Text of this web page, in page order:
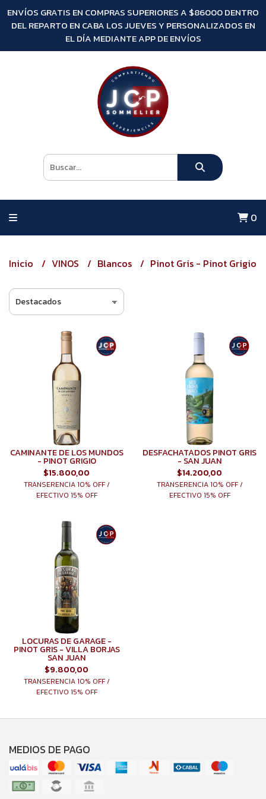
ENVÍOS GRATIS EN COMPRAS SUPERIORES A $86000 DENTRO
DEL REPARTO EN CABA LOS JUEVES Y PERSONALIZADOS EN
EL DÍA MEDIANTE APP DE ENVÍOS
0
Inicio VINOS Blancos Pinot Gris - Pinot Grigio
CAMINANTE DE LOS MUNDOS
- PINOT GRIGIO
$15.800,00
TRANSERENCIA 10% OFF /
EFECTIVO 15% OFF
DESFACHATADOS PINOT GRIS
- SAN JUAN
$14.200,00
TRANSERENCIA 10% OFF /
EFECTIVO 15% OFF
LOCURAS DE GARAGE -
PINOT GRIS - VILLA BORJAS
SAN JUAN
$9.800,00
TRANSERENCIA 10% OFF /
EFECTIVO 15% OFF
MEDIOS DE PAGO